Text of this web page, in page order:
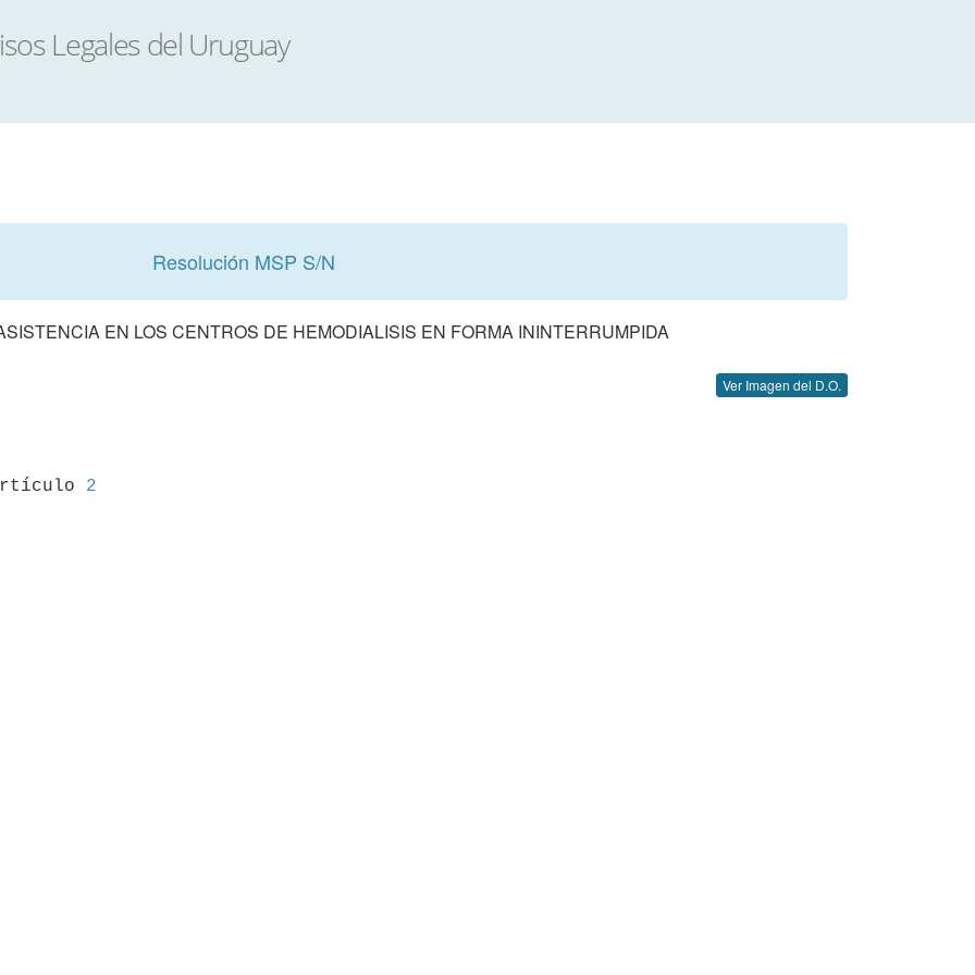
Resolución MSP S/N
EN LOS CENTROS DE HEMODIALISIS EN FORMA ININTERRUMPIDA
Ver Imagen del D.O.
2